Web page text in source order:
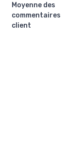
Moyenne des
commentaires
client